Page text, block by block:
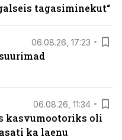
tagasiminekut“
06.08.26, 17:23
06.08.26, 11:34
kasvumootoriks oli
ka laenu